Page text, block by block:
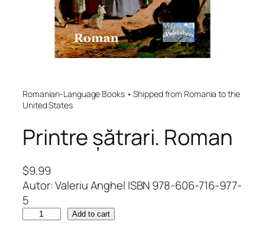
Romanian-Language Books • Shipped from Romania to the
United States
Printre șătrari. Roman
$9.99
Autor: Valeriu Anghel ISBN 978-606-716-977-
5
Add to cart